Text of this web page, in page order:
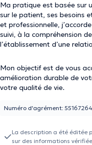
Ma pratique est basée sur
sur le patient, ses besoins
et professionnelle,
suivi, à la compréhension
l’établissement d’une
Mon objectif est de vous
amélioration durable de
votre qualité de vie.
Numéro d'agrément:
La description a été éditée
sur des informations